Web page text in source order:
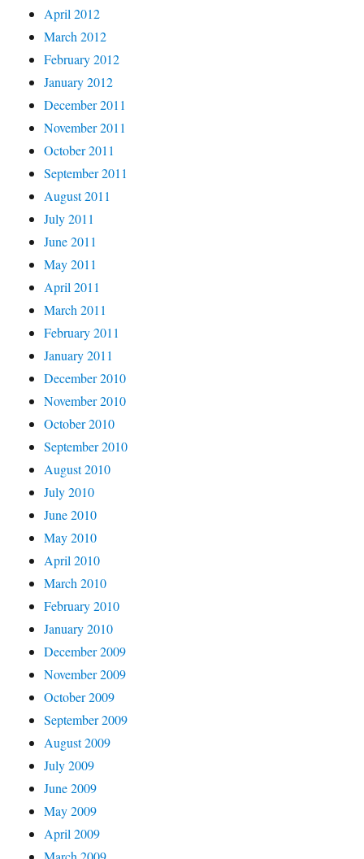
April 2012
March 2012
February 2012
January 2012
December 2011
November 2011
October 2011
September 2011
August 2011
July 2011
June 2011
May 2011
April 2011
March 2011
February 2011
January 2011
December 2010
November 2010
October 2010
September 2010
August 2010
July 2010
June 2010
May 2010
April 2010
March 2010
February 2010
January 2010
December 2009
November 2009
October 2009
September 2009
August 2009
July 2009
June 2009
May 2009
April 2009